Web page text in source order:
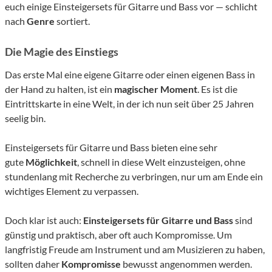
euch einige Einsteigersets für Gitarre und Bass vor — schlicht
nach Genre sortiert.
Die Magie des Einstiegs
Das erste Mal eine eigene Gitarre oder einen eigenen Bass in
der Hand zu halten, ist ein magischer Moment. Es ist die
Eintrittskarte in eine Welt, in der ich nun seit über 25 Jahren
seelig bin.
Einsteigersets für Gitarre und Bass bieten eine sehr
gute Möglichkeit, schnell in diese Welt einzusteigen, ohne
stundenlang mit Recherche zu verbringen, nur um am Ende ein
wichtiges Element zu verpassen.
Doch klar ist auch: Einsteigersets für Gitarre und Basssind
günstig und praktisch, aber oft auch Kompromisse. Um
langfristig Freude am Instrument und am Musizieren zu haben,
sollten daher Kompromisse bewusst angenommen werden.